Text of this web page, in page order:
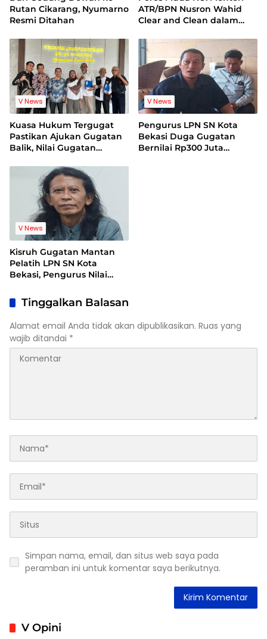
Rutan Cikarang, Nyumarno
Resmi Ditahan
ATR/BPN Nusron Wahid
Clear and Clean dalam
Kuansing
V News
Kuasa Hukum Tergugat
Pastikan Ajukan Gugatan
Balik, Nilai Gugatan
Legal Standing
V News
Pengurus LPN SN Kota
Bekasi Duga Gugatan
Bernilai Rp300 Juta
V News
Kisruh Gugatan Mantan
Pelatih LPN SN Kota
Bekasi, Pengurus Nilai
Berdasar
Tinggalkan Balasan
Alamat email Anda tidak akan dipublikasikan. Ruas yang
wajib ditandai *
Simpan nama, email, dan situs web saya pada
peramban ini untuk komentar saya berikutnya.
V Opini